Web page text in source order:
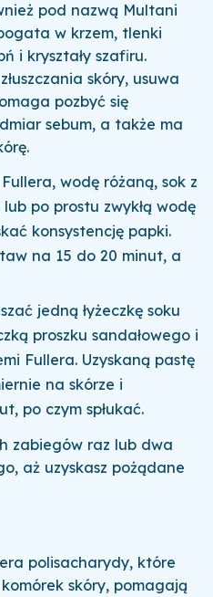
pod nazwą Multani
w krzem, tlenki
i kryształy szafiru.
skóry, usuwa
pozbyć się
sebum, a także ma
wodę różaną, sok z
po prostu zwykłą wodę
konsystencję papki.
na 15 do 20 minut, a
jedną łyżeczkę soku
proszku sandałowego i
Fullera. Uzyskaną pastę
na skórze i
po czym spłukać.
zabiegów raz lub dwa
aż uzyskasz pożądane
polisacharydy, które
skóry, pomagają